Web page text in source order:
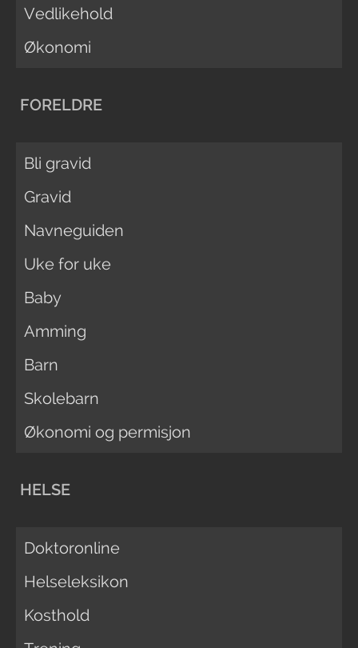
Vedlikehold
Økonomi
FORELDRE
Bli gravid
Gravid
Navneguiden
Uke for uke
Baby
Amming
Barn
Skolebarn
Økonomi og permisjon
HELSE
Doktoronline
Helseleksikon
Kosthold